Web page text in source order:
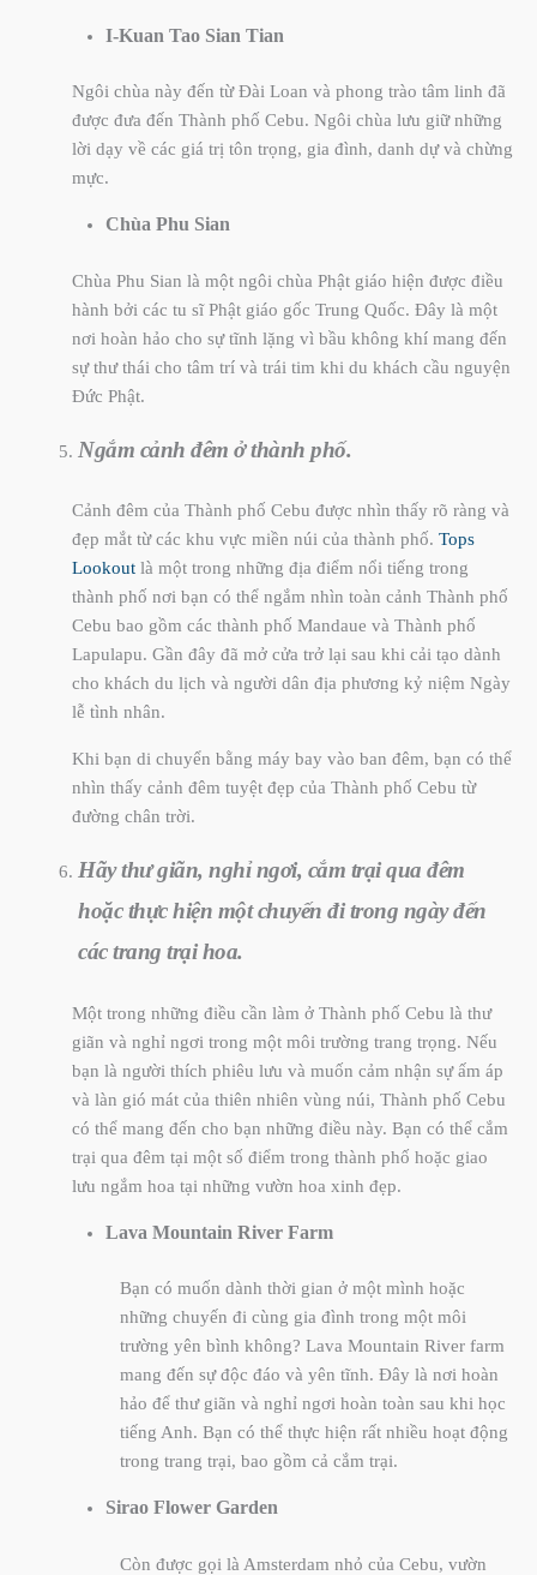
I-Kuan Tao Sian Tian
Ngôi chùa này đến từ Đài Loan và phong trào tâm linh đã
được đưa đến Thành phố Cebu. Ngôi chùa lưu giữ những
lời dạy về các giá trị tôn trọng, gia đình, danh dự và chừng
mực.
Chùa Phu Sian
Chùa Phu Sian là một ngôi chùa Phật giáo hiện được điều
hành bởi các tu sĩ Phật giáo gốc Trung Quốc. Đây là một
nơi hoàn hảo cho sự tĩnh lặng vì bầu không khí mang đến
sự thư thái cho tâm trí và trái tim khi du khách cầu nguyện
Đức Phật.
Ngắm cảnh đêm ở thành phố.
Cảnh đêm của Thành phố Cebu được nhìn thấy rõ ràng và
đẹp mắt từ các khu vực miền núi của thành phố. Tops
Lookout là một trong những địa điểm nổi tiếng trong
thành phố nơi bạn có thể ngắm nhìn toàn cảnh Thành phố
Cebu bao gồm các thành phố Mandaue và Thành phố
Lapulapu. Gần đây đã mở cửa trở lại sau khi cải tạo dành
cho khách du lịch và người dân địa phương kỷ niệm Ngày
lễ tình nhân.
Khi bạn di chuyển bằng máy bay vào ban đêm, bạn có thể
nhìn thấy cảnh đêm tuyệt đẹp của Thành phố Cebu từ
đường chân trời.
Hãy thư giãn, nghỉ ngơi, cắm trại qua đêm
hoặc thực hiện một chuyến đi trong ngày đến
các trang trại hoa.
Một trong những điều cần làm ở Thành phố Cebu là thư
giãn và nghỉ ngơi trong một môi trường trang trọng. Nếu
bạn là người thích phiêu lưu và muốn cảm nhận sự ấm áp
và làn gió mát của thiên nhiên vùng núi, Thành phố Cebu
có thể mang đến cho bạn những điều này. Bạn có thể cắm
trại qua đêm tại một số điểm trong thành phố hoặc giao
lưu ngắm hoa tại những vườn hoa xinh đẹp.
Lava Mountain River Farm
Bạn có muốn dành thời gian ở một mình hoặc
những chuyến đi cùng gia đình trong một môi
trường yên bình không? Lava Mountain River farm
mang đến sự độc đáo và yên tĩnh. Đây là nơi hoàn
hảo để thư giãn và nghỉ ngơi hoàn toàn sau khi học
tiếng Anh. Bạn có thể thực hiện rất nhiều hoạt động
trong trang trại, bao gồm cả cắm trại.
Sirao Flower Garden
Còn được gọi là Amsterdam nhỏ của Cebu, vườn